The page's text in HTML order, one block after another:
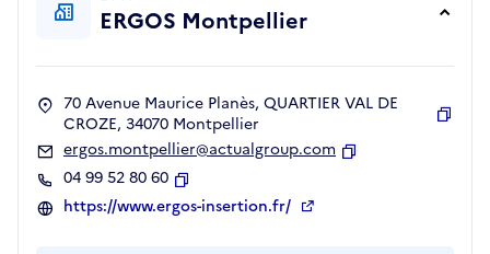
ERGOS Montpellier
70 Avenue Maurice Planès, QUARTIER VAL DE
CROZE, 34070 Montpellier
ergos.montpellier@actualgroup.com
04 99 52 80 60
Copier
https://www.ergos-insertion.fr/